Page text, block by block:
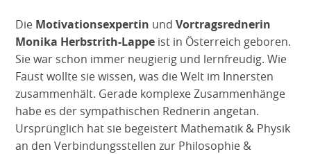
Die Motivationsexpertin undVortragsrednerin
Monika Herbstrith-Lappe ist in Österreich geboren.
Sie war schon immer neugierig und lernfreudig. Wie
Faust wollte sie wissen, was die Welt im Innersten
zusammenhält. Gerade komplexe Zusammenhänge
habe es der sympathischen Rednerin angetan.
Ursprünglich hat sie begeistert Mathematik & Physik
an den Verbindungsstellen zur Philosophie &